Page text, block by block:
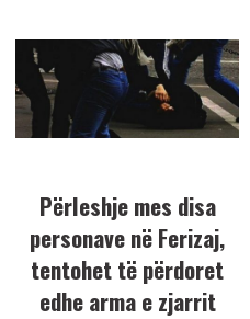
Përleshje mes disa
personave në Ferizaj,
tentohet të përdoret
edhe arma e zjarrit